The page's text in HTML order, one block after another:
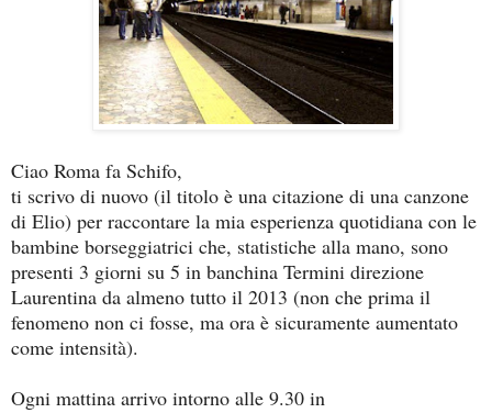
Ciao Roma fa Schifo,
ti scrivo di nuovo (il titolo è una citazione di una canzone
di Elio) per raccontare la mia esperienza quotidiana con le
bambine borseggiatrici che, statistiche alla mano, sono
presenti 3 giorni su 5 in banchina Termini direzione
Laurentina da almeno tutto il 2013 (non che prima il
fenomeno non ci fosse, ma ora è sicuramente aumentato
come intensità).
Ogni mattina arrivo intorno alle 9.30 in